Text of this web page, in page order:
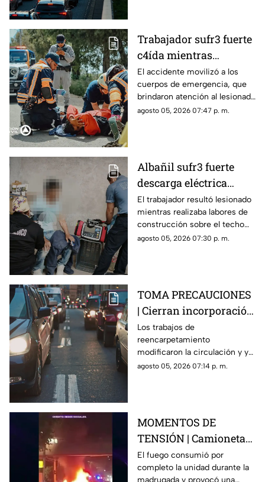
Trabajador sufr3 fuerte
c4ída mientras
trabajaba en Guadalupe
La Venta
El accidente movilizó a los
cuerpos de emergencia, que
brindaron atención al lesionado
antes de trasladarlo a un
agosto 05, 2026 07:47 p. m.
Albañil sufr3 fuerte
descarga eléctrica
mientras trabajaba en
una azotea de San José
Buenavista
El trabajador resultó lesionado
mientras realizaba labores de
construcción sobre el techo
de una vivienda y tuvo que
agosto 05, 2026 07:30 p. m.
TOMA PRECAUCIONES
| Cierran incorporación
hacia la carretera 57;
esta es la zona afectada
Los trabajos de
reencarpetamiento
modificaron la circulación y ya
generan carga vehicular en el
agosto 05, 2026 07:14 p. m.
MOMENTOS DE
TENSIÓN | Camioneta
termina calcinada
sobre avenida
El fuego consumió por
completo la unidad durante la